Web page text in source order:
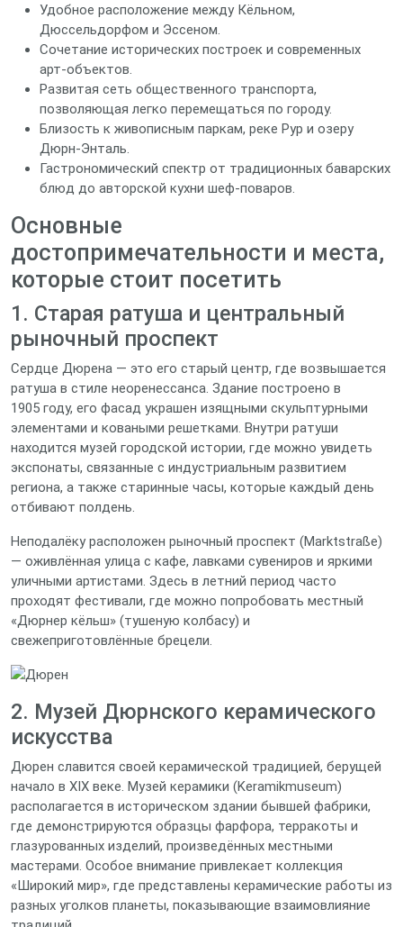
Удобное расположение между Кёльном,
Дюссельдорфом и Эссеном.
Сочетание исторических построек и современных
арт‑объектов.
Развитая сеть общественного транспорта,
позволяющая легко перемещаться по городу.
Близость к живописным паркам, реке Рур и озеру
Дюрн-Энталь.
Гастрономический спектр от традиционных баварских
блюд до авторской кухни шеф‑поваров.
Основные
достопримечательности и места,
которые стоит посетить
1. Старая ратуша и центральный
рыночный проспект
Сердце Дюрена — это его старый центр, где возвышается
ратуша в стиле неоренессанса. Здание построено в
1905 году, его фасад украшен изящными скульптурными
элементами и коваными решетками. Внутри ратуши
находится музей городской истории, где можно увидеть
экспонаты, связанные с индустриальным развитием
региона, а также старинные часы, которые каждый день
отбивают полдень.
Неподалёку расположен рыночный проспект (Marktstraße)
— оживлённая улица с кафе, лавками сувениров и яркими
уличными артистами. Здесь в летний период часто
проходят фестивали, где можно попробовать местный
«Дюрнер кёльш» (тушеную колбасу) и
свежеприготовлённые брецели.
2. Музей Дюрнского керамического
искусства
Дюрен славится своей керамической традицией, берущей
начало в XIX веке. Музей керамики (Keramikmuseum)
располагается в историческом здании бывшей фабрики,
где демонстрируются образцы фарфора, терракоты и
глазурованных изделий, произведённых местными
мастерами. Особое внимание привлекает коллекция
«Широкий мир», где представлены керамические работы из
разных уголков планеты, показывающие взаимовлияние